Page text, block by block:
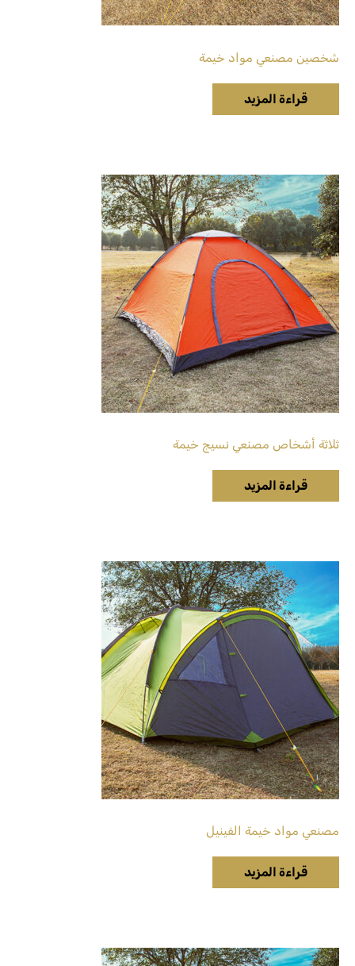
شخصين مصنعي مواد خيمة
قراءة المزيد
ثلاثة أشخاص مصنعي نسيج خيمة
قراءة المزيد
مصنعي مواد خيمة الفينيل
قراءة المزيد